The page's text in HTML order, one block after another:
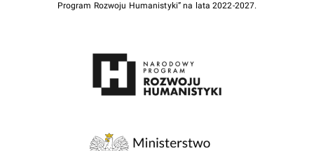
Program Rozwoju Humanistyki” na lata 2022-2027.